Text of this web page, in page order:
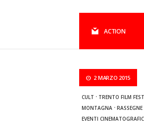
ACTION
2 MARZO 2015
CULT · TRENTO FILM
MONTAGNA ·
EVENTI